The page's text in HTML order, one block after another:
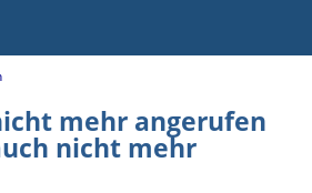
mehr angerufen
nicht mehr